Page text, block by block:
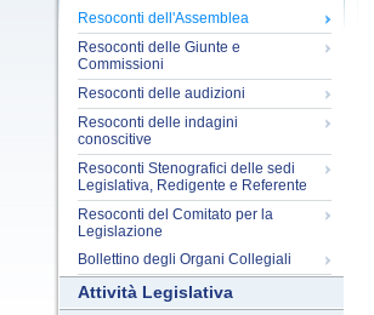
Resoconti dell'Assemblea
Resoconti delle Giunte e
Commissioni
Resoconti delle audizioni
Resoconti delle indagini
conoscitive
Resoconti Stenografici delle sedi
Legislativa, Redigente e Referente
Resoconti del Comitato per la
Legislazione
Bollettino degli Organi Collegiali
Attività Legislativa